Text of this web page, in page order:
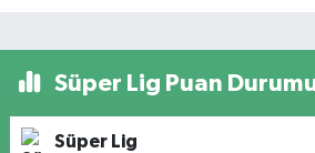
Süper Lig Puan
Süper Lig